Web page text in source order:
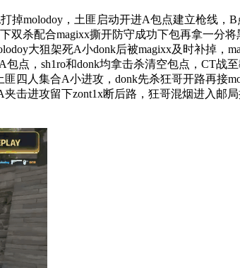
molodoy，土匪启动开进A包点建立枪线，
双杀配合magixx撕开防守成功下包再拿一分
大狙架死A小donk后被magixx及时补掉，
点，sh1ro和donk均拿击杀清空包点，CT战
四人集合A小进攻，donk先杀狂哥开路再接
进攻留下zont1x断后路，狂哥混烟进入邮